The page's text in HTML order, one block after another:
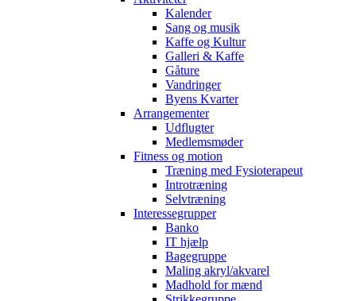
Kalender
Sang og musik
Kaffe og Kultur
Galleri & Kaffe
Gåture
Vandringer
Byens Kvarter
Arrangementer
Udflugter
Medlemsmøder
Fitness og motion
Træning med Fysioterapeut
Introtræning
Selvtræning
Interessegrupper
Banko
IT hjælp
Bagegruppe
Maling akryl/akvarel
Madhold for mænd